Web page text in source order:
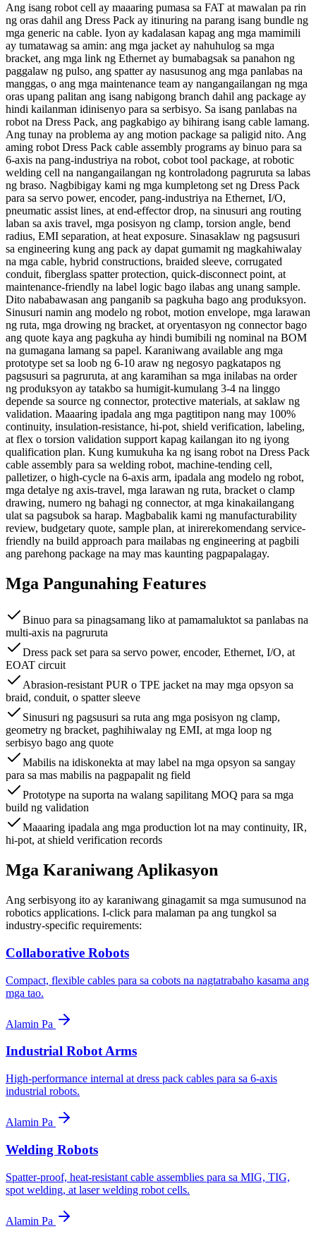
Ang isang robot cell ay maaaring pumasa sa FAT at mawalan pa rin
ng oras dahil ang Dress Pack ay itinuring na parang isang bundle ng
mga generic na cable. Iyon ay kadalasan kapag ang mga mamimili
ay tumatawag sa amin: ang mga jacket ay nahuhulog sa mga
bracket, ang mga link ng Ethernet ay bumabagsak sa panahon ng
paggalaw ng pulso, ang spatter ay nasusunog ang mga panlabas na
manggas, o ang mga maintenance team ay nangangailangan ng mga
oras upang palitan ang isang nabigong branch dahil ang package ay
hindi kailanman idinisenyo para sa serbisyo. Sa isang panlabas na
robot na Dress Pack, ang pagkabigo ay bihirang isang cable lamang.
Ang tunay na problema ay ang motion package sa paligid nito. Ang
aming robot Dress Pack cable assembly programs ay binuo para sa
6-axis na pang-industriya na robot, cobot tool package, at robotic
welding cell na nangangailangan ng kontroladong pagruruta sa labas
ng braso. Nagbibigay kami ng mga kumpletong set ng Dress Pack
para sa servo power, encoder, pang-industriya na Ethernet, I/O,
pneumatic assist lines, at end-effector drop, na sinusuri ang routing
laban sa axis travel, mga posisyon ng clamp, torsion angle, bend
radius, EMI separation, at heat exposure. Sinasaklaw ng pagsusuri
sa engineering kung ang pack ay dapat gumamit ng magkahiwalay
na mga cable, hybrid constructions, braided sleeve, corrugated
conduit, fiberglass spatter protection, quick-disconnect point, at
maintenance-friendly na label logic bago ilabas ang unang sample.
Dito nababawasan ang panganib sa pagkuha bago ang produksyon.
Sinusuri namin ang modelo ng robot, motion envelope, mga larawan
ng ruta, mga drowing ng bracket, at oryentasyon ng connector bago
ang quote kaya ang pagkuha ay hindi bumibili ng nominal na BOM
na gumagana lamang sa papel. Karaniwang available ang mga
prototype set sa loob ng 6-10 araw ng negosyo pagkatapos ng
pagsusuri sa pagruruta, at ang karamihan sa mga inilabas na order
ng produksyon ay tatakbo sa humigit-kumulang 3-4 na linggo
depende sa source ng connector, protective materials, at saklaw ng
validation. Maaaring ipadala ang mga pagtitipon nang may 100%
continuity, insulation-resistance, hi-pot, shield verification, labeling,
at flex o torsion validation support kapag kailangan ito ng iyong
qualification plan. Kung kumukuha ka ng isang robot na Dress Pack
cable assembly para sa welding robot, machine-tending cell,
palletizer, o high-cycle na 6-axis arm, ipadala ang modelo ng robot,
mga detalye ng axis-travel, mga larawan ng ruta, bracket o clamp
drawing, numero ng bahagi ng connector, at mga kinakailangang
ulat sa pagsubok sa harap. Magbabalik kami ng manufacturability
review, budgetary quote, sample plan, at inirerekomendang service-
friendly na build approach para mailabas ng engineering at pagbili
ang parehong package na may mas kaunting pagpapalagay.
Mga Pangunahing Features
Binuo para sa pinagsamang liko at pamamaluktot sa panlabas na
multi-axis na pagruruta
Dress pack set para sa servo power, encoder, Ethernet, I/O, at
EOAT circuit
Abrasion-resistant PUR o TPE jacket na may mga opsyon sa
braid, conduit, o spatter sleeve
Sinusuri ng pagsusuri sa ruta ang mga posisyon ng clamp,
geometry ng bracket, paghihiwalay ng EMI, at mga loop ng
serbisyo bago ang quote
Mabilis na idiskonekta at may label na mga opsyon sa sangay
para sa mas mabilis na pagpapalit ng field
Prototype na suporta na walang sapilitang MOQ para sa mga
build ng validation
Maaaring ipadala ang mga production lot na may continuity, IR,
hi-pot, at shield verification records
Mga Karaniwang Aplikasyon
Ang serbisyong ito ay karaniwang ginagamit sa mga sumusunod na
robotics applications. I-click para malaman pa ang tungkol sa
industry-specific requirements:
Collaborative Robots
Compact, flexible cables para sa cobots na nagtatrabaho kasama ang
mga tao.
Alamin Pa
Industrial Robot Arms
High-performance internal at dress pack cables para sa 6-axis
industrial robots.
Alamin Pa
Welding Robots
Spatter-proof, heat-resistant cable assemblies para sa MIG, TIG,
spot welding, at laser welding robot cells.
Alamin Pa